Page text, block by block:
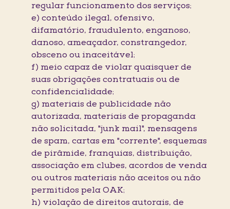
regular funcionamento dos serviços;
e) conteúdo ilegal, ofensivo,
difamatório, fraudulento, enganoso,
danoso, ameaçador, constrangedor,
obsceno ou inaceitável;
f) meio capaz de violar quaisquer de
suas obrigações contratuais ou de
confidencialidade;
g) materiais de publicidade não
autorizada, materiais de propaganda
não solicitada, "junk mail", mensagens
de spam, cartas em "corrente", esquemas
de pirâmide, franquias, distribuição,
associação em clubes, acordos de venda
ou outros materiais não aceitos ou não
permitidos pela OAK;
h) violação de direitos autorais, de